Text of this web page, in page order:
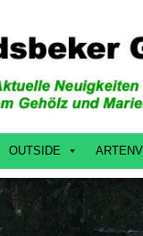
OUTSIDE